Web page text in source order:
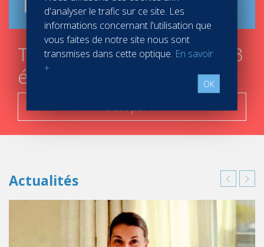
Trouver mon campus en 3
étapes
C'est parti !
Actualités
d'analyser le trafic sur ce site. Les
informations concernant l'utilisation que
vous faites de notre site nous sont
transmises dans cette optique. En savoir
+
OK